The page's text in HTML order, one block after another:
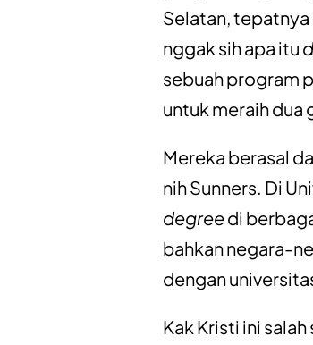
Selatan, tepatnya
nggak sih apa itu
sebuah program
untuk meraih dua
Mereka berasal
nih Sunners. Di
degreedi
bahkan negara-
dengan
Kak Kristi ini